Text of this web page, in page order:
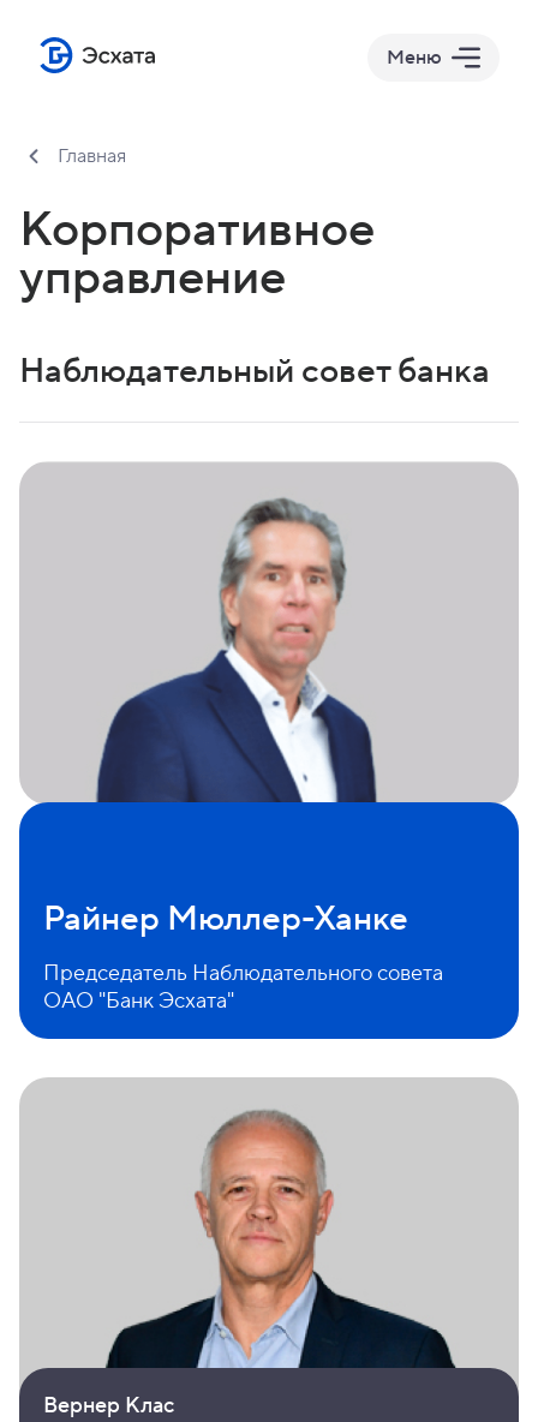
Меню
Главная
Корпоративное
управление
Наблюдательный совет банка
Райнер Мюллер-Ханке
Председатель Наблюдательного совета
ОАО "Банк Эсхата"
Вернер Клас